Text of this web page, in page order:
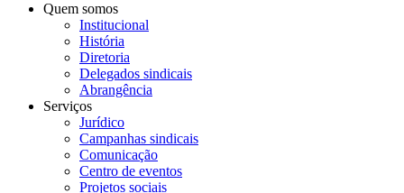
Quem somos
Institucional
História
Diretoria
Delegados sindicais
Abrangência
Serviços
Jurídico
Campanhas sindicais
Comunicação
Centro de eventos
Projetos sociais